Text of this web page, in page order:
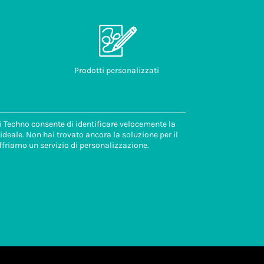
Prodotti personalizzati
consente di identificare velocemente la
Non hai trovato ancora la soluzione per il
un servizio di personalizzazione.